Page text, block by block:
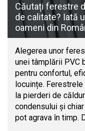
Căutați ferestre
de calitate? Iată
oameni din
Alegerea unor
unei tâmplării PVC
pentru confortul,
locuințe.
la pierderi de
condensului și
pot agrava în timp.